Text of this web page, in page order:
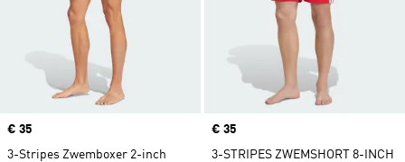
Price
€ 35
3-Stripes Zwemboxer 2-inch
Price
€ 35
3-STRIPES ZWEMSHORT 8-INCH